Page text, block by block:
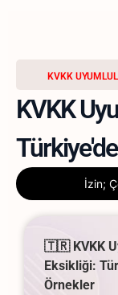
KVKK
KVKK
İzin;
🇹🇷 KVKK
Eksikliği:
Örnekler